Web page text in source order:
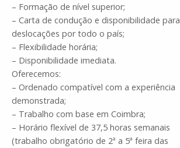
– Formação de nível superior;
– Carta de condução e disponibilidade para
deslocações por todo o país;
– Flexibilidade horária;
– Disponibilidade imediata.
Oferecemos:
– Ordenado compatível com a experiência
demonstrada;
– Trabalho com base em Coimbra;
– Horário flexível de 37,5 horas semanais
(trabalho obrigatório de 2ª a 5ª feira das